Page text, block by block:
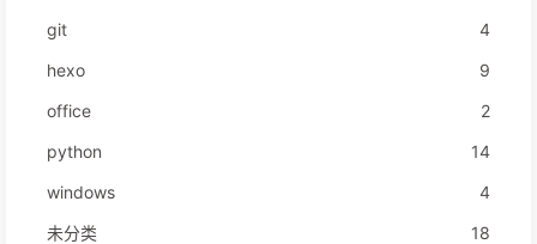
git
4
hexo
9
office
2
python
14
windows
4
未分类
18